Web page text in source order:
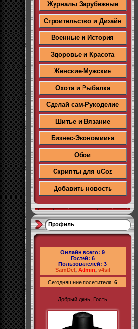
Журналы Зарубежные
Строительство и Дизайн
Военные и История
Здоровье и Красота
Женские-Мужские
Охота и Рыбалка
Сделай сам-Рукоделие
Шитье и Вязание
Бизнес-Экономиика
Обои
Скрипты для uCoz
Добавить новость
Профиль
Онлайн всего: 9
Гостей: 6
Пользователей: 3
SamDel, Admin, v4sil
Сегодняшние посетители: 6
Добрый день, Гость